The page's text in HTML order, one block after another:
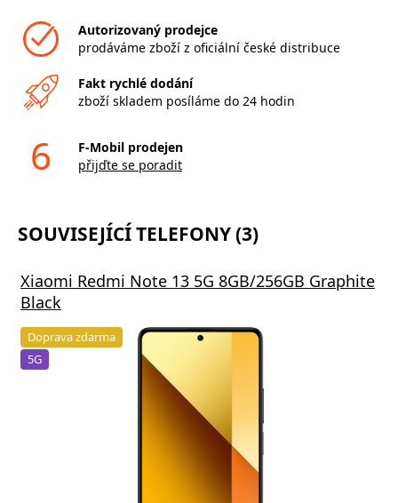
Autorizovaný prodejce
prodáváme zboží z oficiální české distribuce
Fakt rychlé dodání
zboží skladem posíláme do 24 hodin
6
F-Mobil prodejen
přijďte se poradit
SOUVISEJÍCÍ TELEFONY (3)
Xiaomi Redmi Note 13 5G 8GB/256GB Graphite
Black
Doprava zdarma
5G